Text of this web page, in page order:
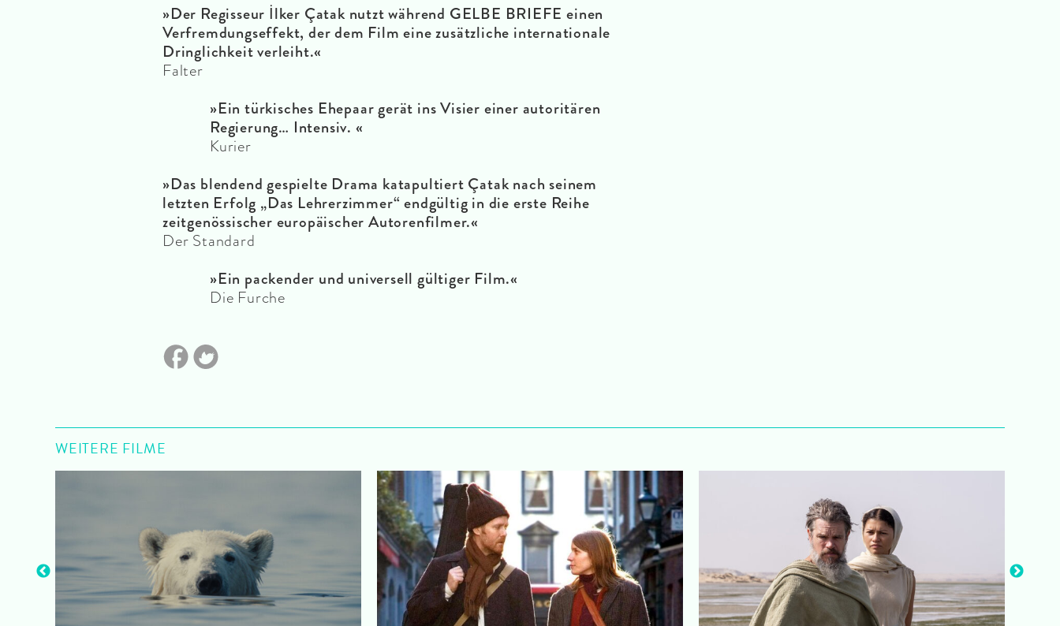
»Der Regisseur İlker Çatak nutzt während GELBE BRIEFE einen
Verfremdungseffekt, der dem Film eine zusätzliche internationale
Dringlichkeit verleiht.«
Falter
»Ein türkisches Ehepaar gerät ins Visier einer autoritären
Regierung… Intensiv. «
Kurier
»Das blendend gespielte Drama katapultiert Çatak nach seinem
letzten Erfolg „Das Lehrerzimmer“ endgültig in die erste Reihe
zeitgenössischer europäischer Autorenfilmer.«
Der Standard
»Ein packender und universell gültiger Film.«
Die Furche
WEITERE FILME